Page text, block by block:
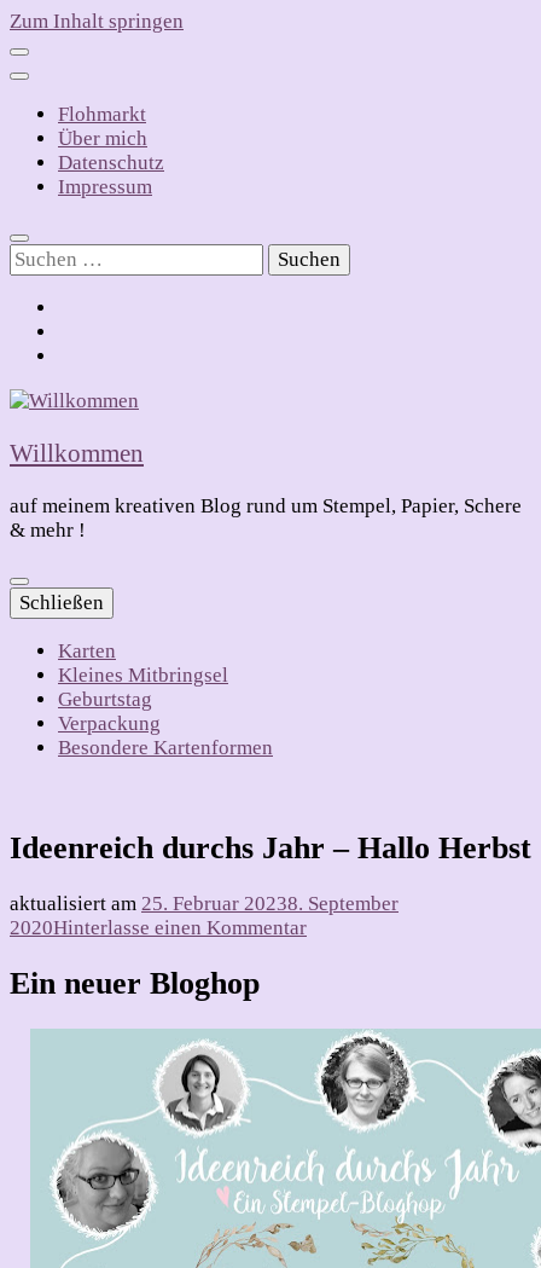
Zum Inhalt springen
Flohmarkt
Über mich
Datenschutz
Impressum
Suchen
nach:
Willkommen
auf meinem kreativen Blog rund um Stempel, Papier, Schere
& mehr !
Schließen
Karten
Kleines Mitbringsel
Geburtstag
Verpackung
Besondere Kartenformen
Ideenreich durchs Jahr – Hallo Herbst
aktualisiert am 25. Februar 20238. September
2020Hinterlasse einen Kommentarzu
–
Hallo
Herbst
Ein neuer Bloghop